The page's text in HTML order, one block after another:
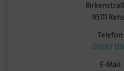
95111
Telefon:
09283
E-Mail: